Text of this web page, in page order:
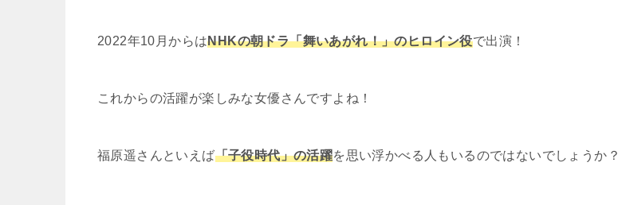
2022年10月からはNHKの朝ドラ「舞いあがれ！」のヒロイン役で出演！
これからの活躍が楽しみな女優さんですよね！
福原遥さんといえば「子役時代」の活躍を思い浮かべる人もいるのではないでしょうか？